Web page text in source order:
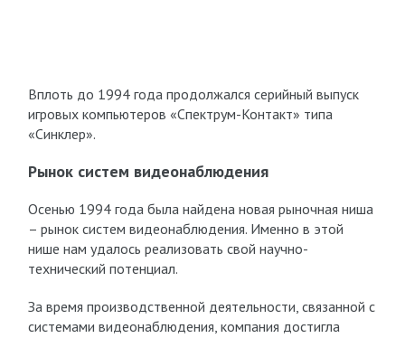
Вплоть до 1994 года продолжался серийный выпуск
игровых компьютеров «Спектрум-Контакт» типа
«Синклер».
Рынок систем видеонаблюдения
Осенью 1994 года была найдена новая рыночная ниша
– рынок систем видеонаблюдения. Именно в этой
нише нам удалось реализовать свой научно-
технический потенциал.
За время производственной деятельности, связанной с
системами видеонаблюдения, компания достигла